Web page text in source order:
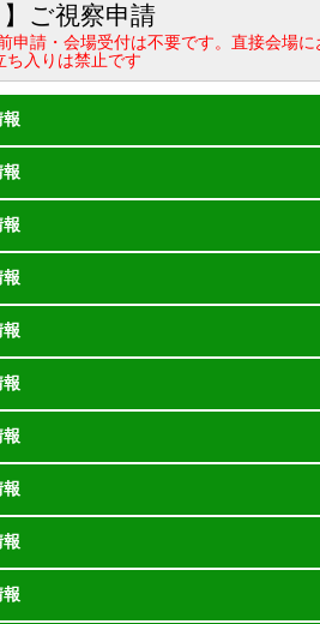
】ご視察申請
申請・会場受付は不要です。直接会場
ち入りは禁止です